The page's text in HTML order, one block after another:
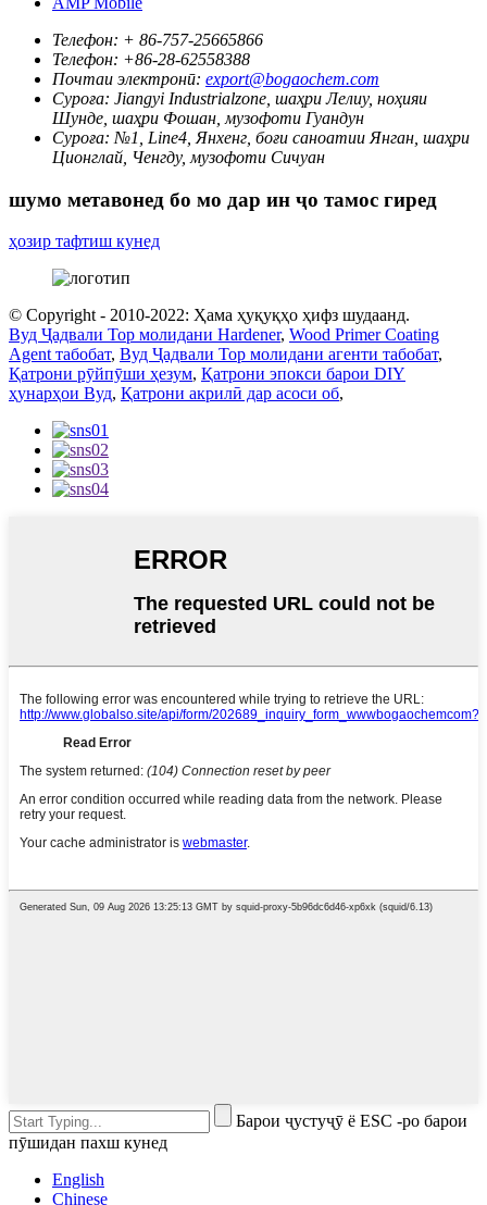
Телефон: + 86-757-25665866
Телефон: +86-28-62558388
Почтаи электронӣ: export@bogaochem.com
Суроға: Jiangyi Industrialzone, шаҳри Лелиу, ноҳияи
Шунде, шаҳри Фошан, музофоти Гуандун
Суроға: №1, Line4, Янхенг, боғи саноатии Янган, шаҳри
Ционглай, Ченгду, музофоти Сичуан
шумо метавонед бо мо дар ин ҷо тамос гиред
ҳозир тафтиш кунед
© Copyright - 2010-2022: Ҳама ҳуқуқҳо ҳифз шудаанд.
Вуд Ҷадвали Top молидани Hardener, Wood Primer Coating
Agent табобат, Вуд Ҷадвали Top молидани агенти табобат,
Қатрони рӯйпӯши ҳезум, Қатрони эпокси барои DIY
ҳунарҳои Вуд, Қатрони акрилӣ дар асоси об,
Барои ҷустуҷӯ ё ESC -ро барои
пӯшидан пахш кунед
English
Chinese